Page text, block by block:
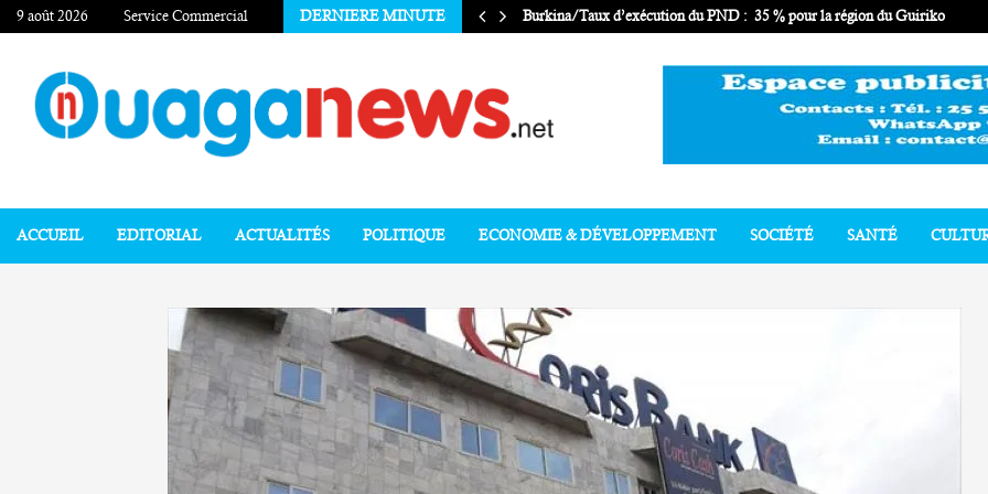
9 août 2026 Service Commercial DERNIERE MINUTE Burkina/Taux d’exécution du PND : 35 % pour la région du Guiriko
ACCUEIL EDITORIAL ACTUALITÉS POLITIQUE ECONOMIE & DÉVELOPPEMENT SOCIÉTÉ SANTÉ